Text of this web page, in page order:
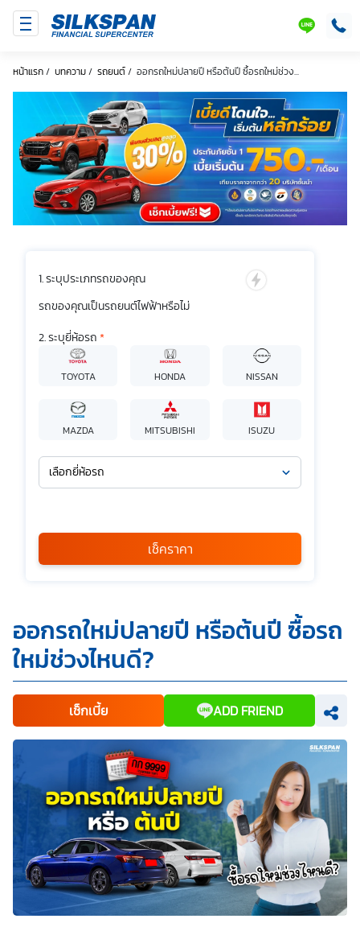
หน้าแรก/ บทความ/ รถยนต์/ ออกรถใหม่ปลายปี หรือต้นปี ซื้อรถใหม่ช่วง...
ระบุประเภทรถของคุณ
รถของคุณเป็นรถยนต์ไฟฟ้าหรือไม่
ระบุยี่ห้อรถ *
TOYOTA HONDA NISSAN
MAZDA MITSUBISHI ISUZU
เลือกยี่ห้อรถ
กรุณาเลือก
*
ข้าพเจ้ารับทราบนโยบายคุ้มครองข้อมูลส่วนบุคคล และยินยอมให้
บริษัท SILKSPAN อินชัวรันซ์ โบรกเกอร์เรจ จำกัด รวมถึงบริษัท
ในเครือที่เกี่ยวข้องกัน ตลอดจนคู่ค้าทางธุรกิจและ/หรือ
พันธมิตรของบริษัทเหล่านี้ สามารถเก็บ ใช้ และ/หรือ เปิดเผย
ข้อมูลส่วนบุคคลและข้อมูลส่วนบุคคลที่มีความอ่อนไหวของ
ข้าพเจ้า เพื่อวัตถุประสงค์ในการดำเนินการติดต่อและนำเสนอ
ข้อมูลสำหรับการขายผลิตภัณฑ์ การจัดทำรายการส่งเสริมการ
ขายและการตลาด แจ้งสิทธิประโยชน์หรือข่าวสารต่างๆ แจ้ง
ข้อมูลเกี่ยวกับผลิตภัณฑ์ หรือกรมธรรม์ประกันภัย การใช้ข้อมูล
เพื่อพัฒนาผลิตภัณฑ์หรือบริการต่างๆ หรือเพื่อกิจกรรมอื่นๆ
ท่านสามารถอ่านรายละเอียดนโยบายคุ้มครองข้อมูลส่วนบุคคล
และสิทธิของเจ้าของข้อมูลส่วนบุคคลได้ที่เว็บไซต์
เกี่ยวกับความเป็นส่วนตัวก่อนให้ความยินยอม ทั้งนี้ ก่อนการ
แสดงเจตนา ข้าพเจ้าได้อ่านรายละเอียดจากเอกสารชี้แจงข้อมูล
หรือได้รับคำอธิบายจากหน่วยงานถึงวัตถุประสงค์ในการเก็บ
รวบรวม ใช้หรือเปิดเผยข้อมูลส่วนบุคคล (“ประมวลผลข้อมูล
ส่วนบุคคล”) และมีความเข้าใจดีแล้ว ข้าพเจ้าให้ความยินยอมหรือ
ปฏิเสธไม่ให้ความยินยอมในเอกสารนี้ด้วยความสมัครใจ
ปราศจากการบังคับหรือชักจูง และข้าพเจ้าทราบว่าข้าพเจ้า
สามารถถอนความยินยอมนี้เสียเมื่อใดก็ได้ เว้นแต่ในกรณีมีข้อ
จำกัดสิทธิตามกฎหมายหรือยังมีสัญญาระหว่างข้าพเจ้ากับ
สถาบันที่ให้ประโยชน์แก่ข้าพเจ้าอยู่ กรณีที่ข้าพเจ้าประสงค์จะไม่
ให้ความยินยอม ข้าพเจ้าเข้าใจและยอมรับว่า การไม่ให้ความ
ยินยอมจะมีผลทำให้ข้าพเจ้า (เช่น ข้าพเจ้าอาจได้รับความสะดวก
เช็คราคา
ออกรถใหม่ปลายปี หรือต้นปี ซื้อรถ
ใหม่ช่วงไหนดี?
เช็กเบี้ย ADD FRIEND